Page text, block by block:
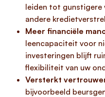
leiden tot gunstigere
andere
Meer financiële
leencapaciteit voor
investeringen blijft
flexibiliteit van uw
Versterkt
bijvoorbeeld